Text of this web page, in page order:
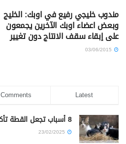
مندوب خليجي رفيع في اوبك: الخليج
وبعض اعضاء اوبك الآخرين يجمعون
على إبقاء سقف الانتاج دون تغيير
Comments Latest
8 أسباب تجعل القطة تأكل صغارها